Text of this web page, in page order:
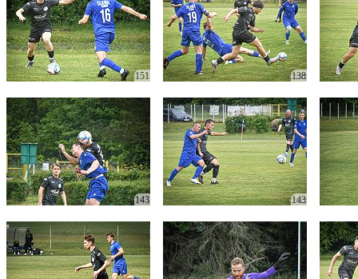
151 138
143 143